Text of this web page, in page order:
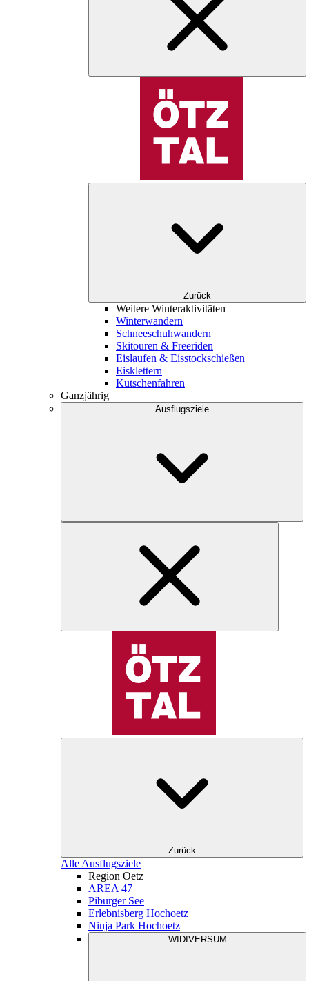
Zurück
Weitere Winteraktivitäten
Winterwandern
Schneeschuhwandern
Skitouren & Freeriden
Eislaufen & Eisstockschießen
Eisklettern
Kutschenfahren
Ganzjährig
Ausflugsziele
Zurück
Alle Ausflugsziele
Region Oetz
AREA 47
Piburger See
Erlebnisberg Hochoetz
Ninja Park Hochoetz
WIDIVERSUM